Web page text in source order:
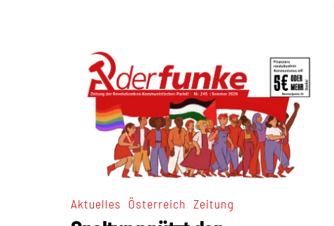
Aktuelles Österreich Zeitung